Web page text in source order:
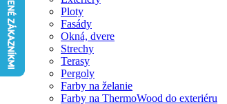
Ploty
Fasády
Okná, dvere
Strechy
Terasy
Pergoly
Farby na želanie
Farby na ThermoWood do exteriéru